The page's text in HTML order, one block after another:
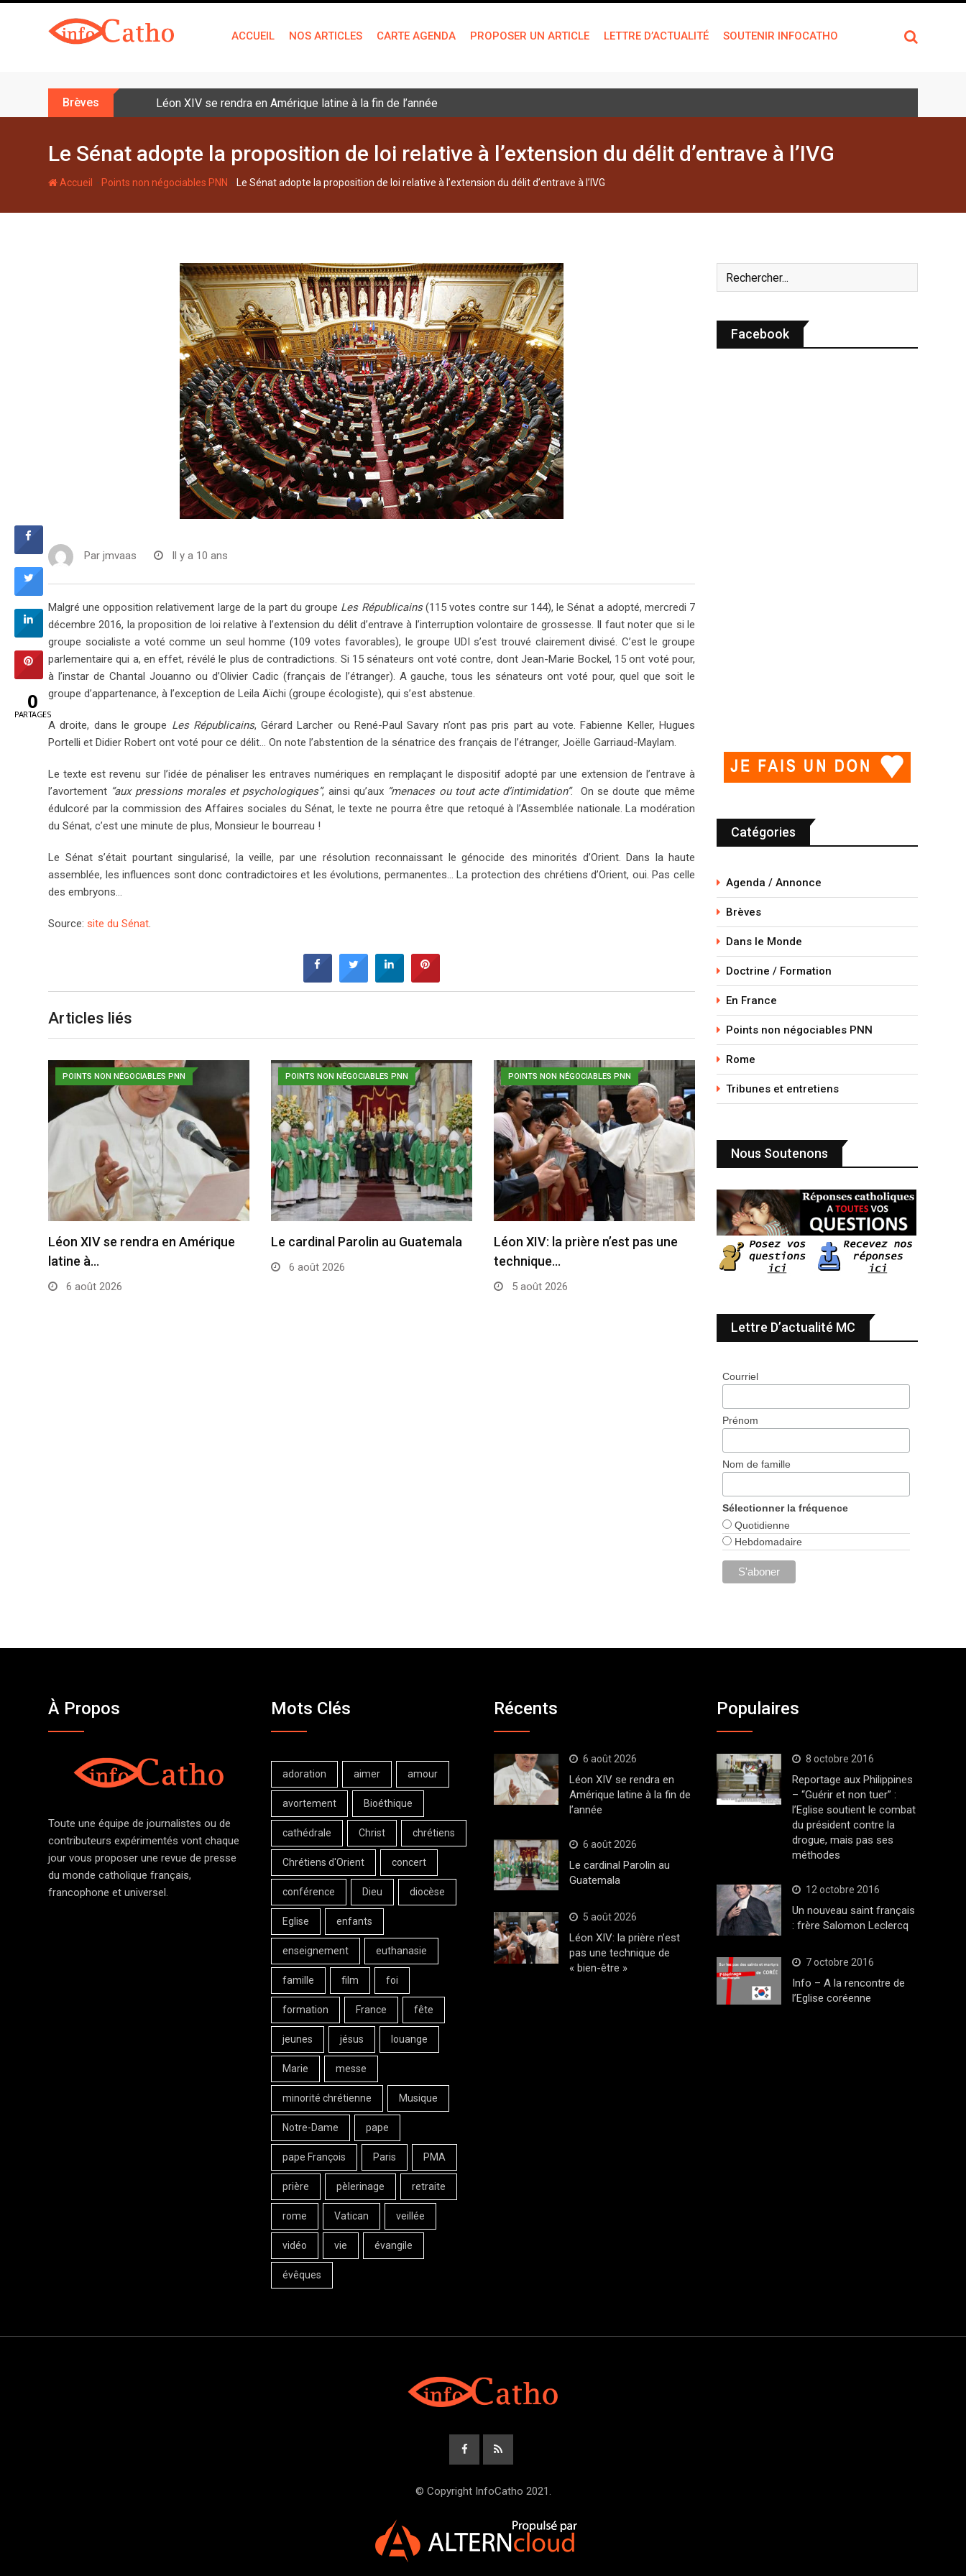
t
ACCUEIL NOS ARTICLES CARTE AGENDA PROPOSER UN ARTICLE LETTRE D’ACTUALITÉ SOUTENIR INFOCATHO
Brèves Léon XIV se rendra en Amérique latine à la fin de l’année
Le Sénat adopte la proposition de loi relative à l’extension du délit d’entrave à l’IVG
Accueil - Points non négociables PNN - Le Sénat adopte la proposition de loi relative à l’extension du délit d’entrave à l’IVG
Par jmvaas Il y a 10 ans
Malgré une opposition relativement large de la part du groupe Les Républicains(115 votes contre sur 144), le Sénat a adopté, mercredi 7
décembre 2016, la proposition de loi relative à l’extension du délit d’entrave à l’interruption volontaire de grossesse. Il faut noter que si le
groupe socialiste a voté comme un seul homme (109 votes favorables), le groupe UDI s’est trouvé clairement divisé. C’est le groupe
parlementaire qui a, en effet, révélé le plus de contradictions. Si 15 sénateurs ont voté contre, dont Jean-Marie Bockel, 15 ont voté pour,
à l’instar de Chantal Jouanno ou d’Olivier Cadic (français de l’étranger). A gauche, tous les sénateurs ont voté pour, quel que soit le
groupe d’appartenance, à l’exception de Leila Aïchi (groupe écologiste), qui s’est abstenue.
A droite, dans le groupe Les Républicains, Gérard Larcher ou René-Paul Savary n’ont pas pris part au vote. Fabienne Keller, Hugues
Portelli et Didier Robert ont voté pour ce délit… On note l’abstention de la sénatrice des français de l’étranger, Joëlle Garriaud-Maylam.
Le texte est revenu sur l’idée de pénaliser les entraves numériques en remplaçant le dispositif adopté par une extension de l’entrave à
l’avortement “aux pressions morales et psychologiques”, ainsi qu’aux “menaces ou tout acte d’intimidation”. On se doute que même
édulcoré par la commission des Affaires sociales du Sénat, le texte ne pourra être que retoqué à l’Assemblée nationale. La modération
du Sénat, c’est une minute de plus, Monsieur le bourreau !
Le Sénat s’était pourtant singularisé, la veille, par une résolution reconnaissant le génocide des minorités d’Orient. Dans la haute
assemblée, les influences sont donc contradictoires et les évolutions, permanentes… La protection des chrétiens d’Orient, oui. Pas celle
des embryons…
Source: site du Sénat.
Articles liés
POINTS NON NÉGOCIABLES PNN
Léon XIV se rendra en Amérique
latine à…
6 août 2026
POINTS NON NÉGOCIABLES PNN
Le cardinal Parolin au Guatemala
6 août 2026
POINTS NON NÉGOCIABLES PNN
Léon XIV: la prière n’est pas une
technique…
5 août 2026
Facebook
Catégories
Agenda / Annonce
Brèves
Dans le Monde
Doctrine / Formation
En France
Points non négociables PNN
Rome
Tribunes et entretiens
Nous Soutenons
Lettre D’actualité MC
Courriel
Prénom
Nom de famille
Sélectionner la fréquence
Quotidienne
Hebdomadaire
À Propos
Toute une équipe de journalistes ou de
contributeurs expérimentés vont chaque
jour vous proposer une revue de presse
du monde catholique français,
francophone et universel.
Mots Clés
adoration aimer amour
avortement Bioéthique
cathédrale Christ chrétiens
Chrétiens d'Orient concert
conférence Dieu diocèse
Eglise enfants
enseignement euthanasie
famille film foi
formation France fête
jeunes jésus louange
Marie messe
minorité chrétienne Musique
Notre-Dame pape
pape François Paris PMA
prière pèlerinage retraite
rome Vatican veillée
vidéo vie évangile
évêques
Récents
6 août 2026
Léon XIV se rendra en
Amérique latine à la fin de
l’année
6 août 2026
Le cardinal Parolin au
Guatemala
5 août 2026
Léon XIV: la prière n’est
pas une technique de
« bien-être »
Populaires
8 octobre 2016
Reportage aux Philippines
– “Guérir et non tuer” :
l’Eglise soutient le combat
du président contre la
drogue, mais pas ses
méthodes
12 octobre 2016
Un nouveau saint français
: frère Salomon Leclercq
7 octobre 2016
Info – A la rencontre de
l’Eglise coréenne
© Copyright InfoCatho 2021.
0
PARTAGES